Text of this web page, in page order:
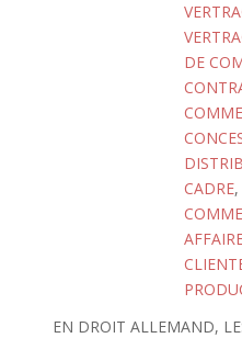
DE
CADRE,
EN DROIT ALLEMAND,